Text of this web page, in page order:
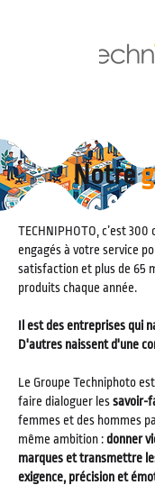
Notre
TECHNIPHOTO, c’est
engagés à votre service
satisfaction et plus de 65
produits chaque année.
Il est des entreprises qui
D'autres naissent d'une
Le Groupe Techniphoto
faire dialoguer lessavoir-
femmes et des hommes
même ambition : donner
marques et transmettre
exigence, précision et